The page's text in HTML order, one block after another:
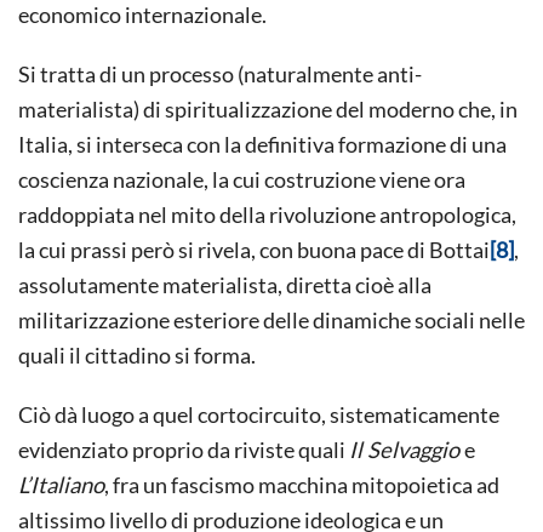
economico internazionale.
Si tratta di un processo (naturalmente anti-
materialista) di spiritualizzazione del moderno che, in
Italia, si interseca con la definitiva formazione di una
coscienza nazionale, la cui costruzione viene ora
raddoppiata nel mito della rivoluzione antropologica,
la cui prassi però si rivela, con buona pace di Bottai[8],
assolutamente materialista, diretta cioè alla
militarizzazione esteriore delle dinamiche sociali nelle
quali il cittadino si forma.
Ciò dà luogo a quel cortocircuito, sistematicamente
evidenziato proprio da riviste quali Il Selvaggioe
L’Italiano, fra un fascismo macchina mitopoietica ad
altissimo livello di produzione ideologica e un